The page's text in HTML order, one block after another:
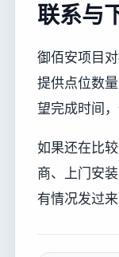
联系与
御佰安项目
提供点位数
望完成时间
如果还在比
商、上门安
有情况发过